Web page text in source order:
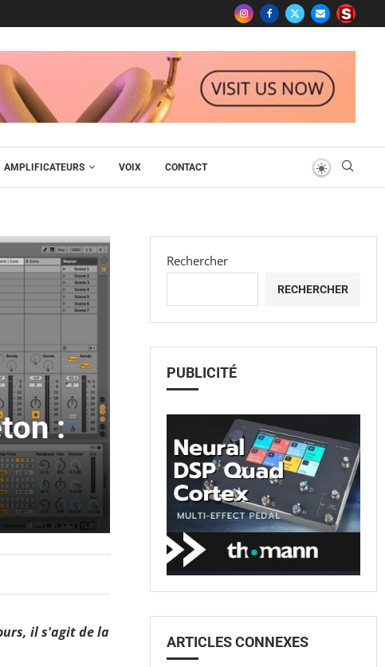
AMPLIFICATEURS VOIX CONTACT
:
il s'agit de la
Rechercher
RECHERCHER
PUBLICITÉ
ARTICLES CONNEXES